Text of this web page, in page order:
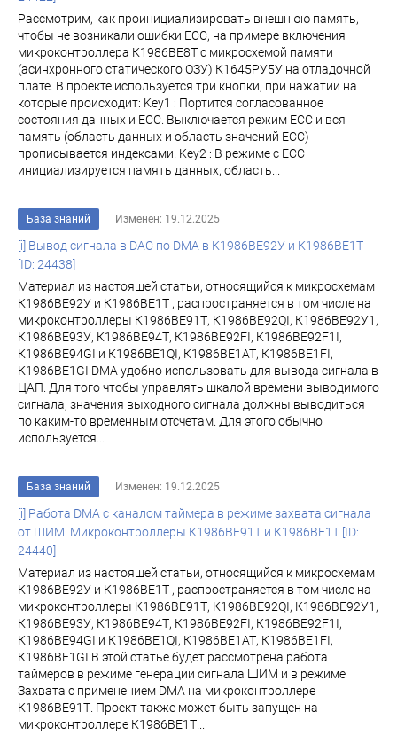
Рассмотрим, как проинициализировать внешнюю память,
чтобы не возникали ошибки ECC, на примере включения
микроконтроллера К1986ВЕ8Т с микросхемой памяти
(асинхронного статического ОЗУ) К1645РУ5У на отладочной
плате. В проекте используется три кнопки, при нажатии на
которые происходит: Key1 : Портится согласованное
состояния данных и ECC. Выключается режим ECC и вся
память (область данных и область значений ЕСС)
прописывается индексами. Key2 : В режиме с ECC
инициализируется память данных, область...
База знаний Изменен: 19.12.2025
[i] Вывод сигнала в DAC по DMA в К1986ВЕ92У и К1986ВЕ1Т
[ID: 24438]
Материал из настоящей статьи, относящийся к микросхемам
К1986ВЕ92У и К1986ВЕ1Т , распространяется в том числе на
микроконтроллеры К1986ВЕ91Т, К1986ВЕ92QI, К1986ВЕ92У1,
К1986ВЕ93У, К1986ВЕ94Т, К1986ВЕ92FI, К1986ВЕ92F1I,
К1986ВЕ94GI и К1986ВЕ1QI, К1986ВЕ1АТ, К1986ВЕ1FI,
К1986ВЕ1GI DMA удобно использовать для вывода сигнала в
ЦАП. Для того чтобы управлять шкалой времени выводимого
сигнала, значения выходного сигнала должны выводиться
по каким-то временным отсчетам. Для этого обычно
используется...
База знаний Изменен: 19.12.2025
[i] Работа DMA c каналом таймера в режиме захвата сигнала
от ШИМ. Микроконтроллеры К1986ВЕ91Т и К1986ВЕ1Т [ID:
24440]
Материал из настоящей статьи, относящийся к микросхемам
К1986ВЕ92У и К1986ВЕ1Т , распространяется в том числе на
микроконтроллеры К1986ВЕ91Т, К1986ВЕ92QI, К1986ВЕ92У1,
К1986ВЕ93У, К1986ВЕ94Т, К1986ВЕ92FI, К1986ВЕ92F1I,
К1986ВЕ94GI и К1986ВЕ1QI, К1986ВЕ1АТ, К1986ВЕ1FI,
К1986ВЕ1GI В этой статье будет рассмотрена работа
таймеров в режиме генерации сигнала ШИМ и в режиме
Захвата с применением DMA на микроконтроллере
К1986ВЕ91Т. Проект также может быть запущен на
микроконтроллере К1986ВЕ1Т...